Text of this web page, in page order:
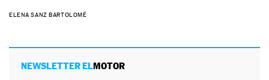
ELENA SANZ BARTOLOMÉ
NEWSLETTER ELMOTOR